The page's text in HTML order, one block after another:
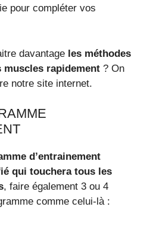
pour compléter vos
davantage les méthodes
muscles rapidement ? On
notre site internet.
d’entrainement
qui touchera tous les
, faire également 3 ou 4
comme celui-là :